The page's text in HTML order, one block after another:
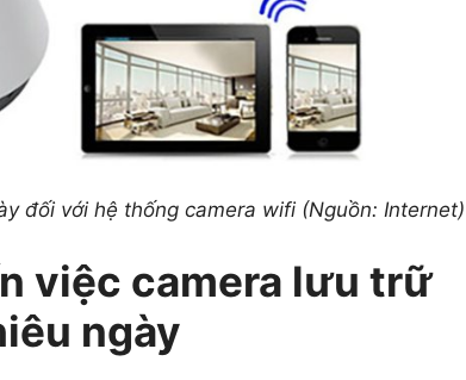
đối với hệ thống camera wifi (Nguồn: Internet)
việc camera lưu trữ
ngày